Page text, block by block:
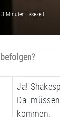
3 Minuten Lesezeit
Ja!
Da